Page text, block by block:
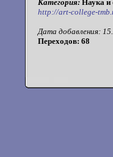
Категория: Наука и
http://art-college-
Дата добавления:
Переходов: 68